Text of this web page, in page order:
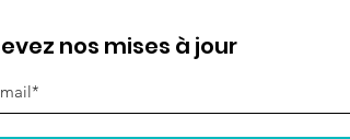
nos mises à jour